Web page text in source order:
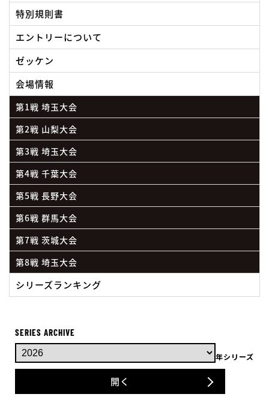
特別規則書
エントリーについて
ゼッケン
会場情報
第1戦 埼玉大会
第2戦 山梨大会
第3戦 埼玉大会
第4戦 千葉大会
第5戦 長野大会
第6戦 群馬大会
第7戦 茨城大会
第8戦 埼玉大会
シリーズランキング
SERIES ARCHIVE
年シリーズ
開く